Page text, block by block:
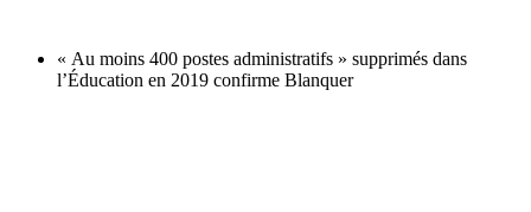
« Au moins 400 postes administratifs » supprimés dans
l’Éducation en 2019 confirme Blanquer